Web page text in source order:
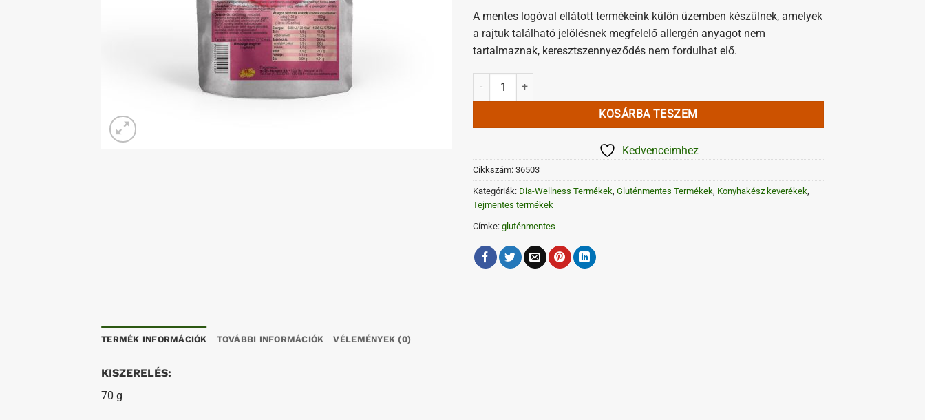
A mentes logóval ellátott termékeink külön üzemben készülnek, amelyek
a rajtuk található jelölésnek megfelelő allergén anyagot nem
tartalmaznak, keresztszennyeződés nem fordulhat elő.
Dia-Wellness Puncs ízű hideg pudingpor 70g (gluténmentes, laktózmentes) mennyiség
KOSÁRBA TESZEM
Kedvenceimhez
Cikkszám: 36503
Kategóriák: Dia-Wellness Termékek, Gluténmentes Termékek, Konyhakész keverékek,
Tejmentes termékek
Címke: gluténmentes
TERMÉK INFORMÁCIÓK TOVÁBBI INFORMÁCIÓK VÉLEMÉNYEK (0)
KISZERELÉS:
70 g